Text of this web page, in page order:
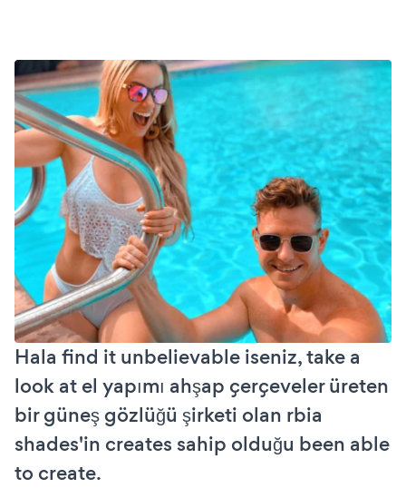
Hala find it unbelievable iseniz, take a
look at el yapımı ahşap çerçeveler üreten
bir güneş gözlüğü şirketi olan rbia
shades'in creates sahip olduğu been able
to create.